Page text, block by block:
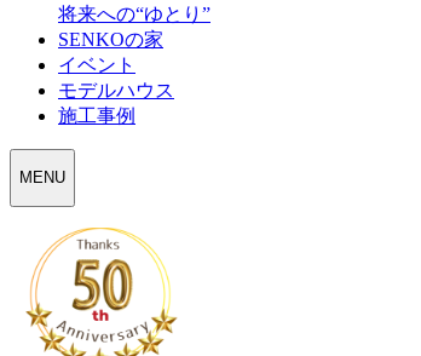
将来への“ゆとり”
SENKOの家
イベント
モデルハウス
施工事例
MENU